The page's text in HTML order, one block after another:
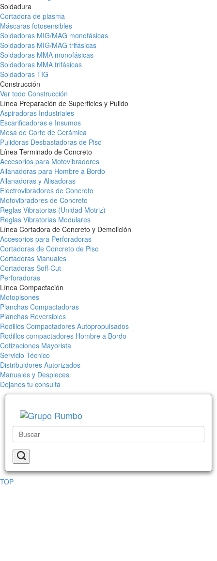
Soldadura
Cortadora de plasma
Máscaras fotosensibles
Soldadoras MIG/MAG monofásicas
Soldadoras MIG/MAG trifásicas
Soldadoras MMA monofásicas
Soldadoras MMA trifásicas
Soldadoras TIG
Construcción
Ver todo Construcción
Línea Preparación de Superficies y Pulido
Aspiradoras Industriales
Escarificadoras e Insumos
Mesa de Corte de Cerámica
Pulidoras Desbastadoras de Piso
Línea Terminado de Concreto
Accesorios para Motovibradores
Allanadoras para Hombre a Bordo
Allanadoras y Alisadoras
Electrovibradores de Concreto
Motovibradores de Concreto
Reglas Vibratorias (Unidad Motriz)
Reglas Vibratorias Modulares
Línea Cortadora de Concreto y Demolición
Accesorios para Perforadoras
Cortadoras de Concreto de Piso
Cortadoras Manuales
Cortadoras Soff-Cut
Perforadoras
Línea Compactación
Motopisones
Planchas Compactadoras
Planchas Reversibles
Rodillos Compactadores Autopropulsados
Rodillos compactadores Hombre a Bordo
Cotizaciones Mayorista
Servicio Técnico
Distribuidores Autorizados
Manuales y Despieces
Dejanos tu consulta
TOP